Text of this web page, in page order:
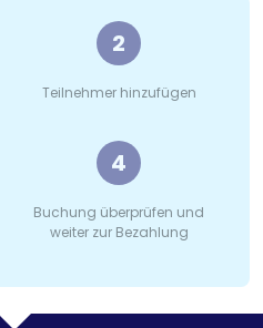
2
Teilnehmer hinzufügen
4
Buchung überprüfen und
weiter zur Bezahlung